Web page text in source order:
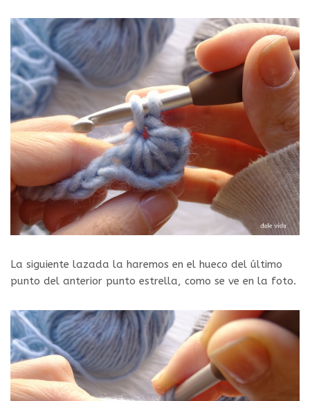
La siguiente lazada la haremos en el hueco del último
punto del anterior punto estrella, como se ve en la foto.